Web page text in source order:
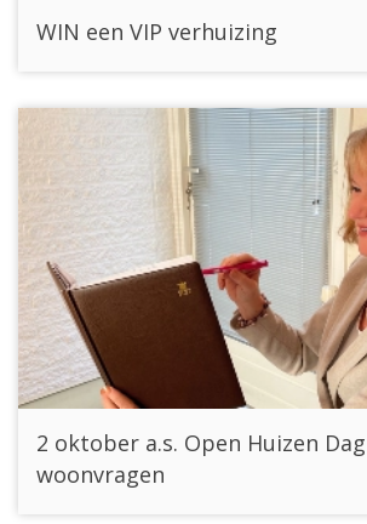
WIN een VIP verhuizing
2 oktober a.s. Open Huizen
woonvragen